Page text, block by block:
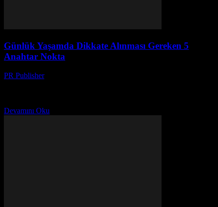
Günlük Yaşamda Dikkate Alınması Gereken 5
Anahtar Nokta
PR Publisher-
Devamını Oku